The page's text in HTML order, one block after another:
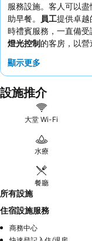
服務設施。客人可以盡
助早餐。
員工提供卓
時禮賓服務，一直備
燈光控制的客房，以營
顯示更多
設施推介
大堂 Wi-Fi
水療
餐廳
所有設施
住宿設施服務
商務中心